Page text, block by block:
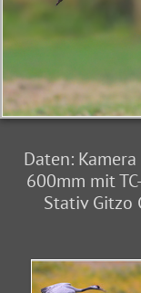
Daten:
600mm mit
Stativ Gitzo